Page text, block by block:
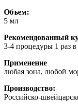
Объем:
5 мл
Рекомендованный
3-4 процедуры 1 раз в
Применение
любая зона, любой
Производство:
Российско-